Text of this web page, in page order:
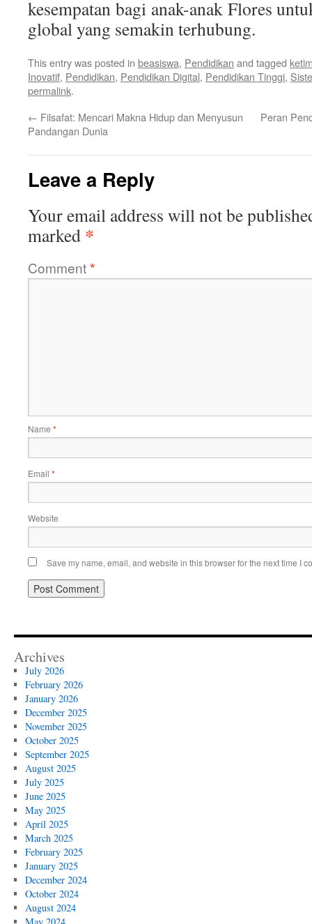
kesempatan bagi anak-anak Flores
global yang semakin terhubung.
This entry was posted in beasiswa, Pendidikan and tagged
Inovatif, Pendidikan, Pendidikan Digital, Pendidikan Tinggi,
permalink.
← Filsafat: Mencari Makna Hidup dan Menyusun
Pandangan Dunia
Peran
Leave a Reply
Your email address will not be
marked *
Comment*
Name *
Email *
Website
Save my name, email, and website in this browser for the next time I
Archives
July 2026
February 2026
January 2026
December 2025
November 2025
October 2025
September 2025
August 2025
July 2025
June 2025
May 2025
April 2025
March 2025
February 2025
January 2025
December 2024
October 2024
August 2024